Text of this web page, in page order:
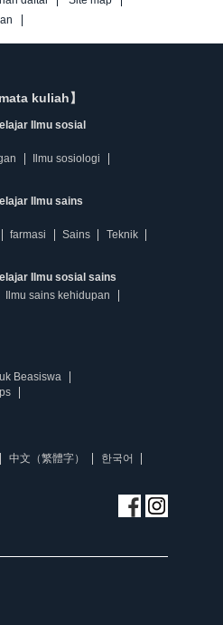
kuliah】
Ilmu sosial
Ilmu sosiologi
Ilmu sains
farmasi Sains
Teknik
Ilmu sosial sains
Ilmu sains kehidupan
Beasiswa
中文（繁體字）
한국어